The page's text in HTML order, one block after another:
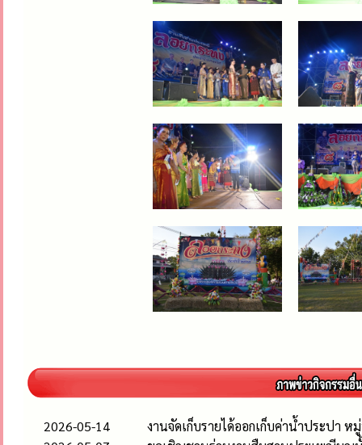
2026-05-14
งานจัดเก็บรายได้ออกเก็บค่าน้ำประปา